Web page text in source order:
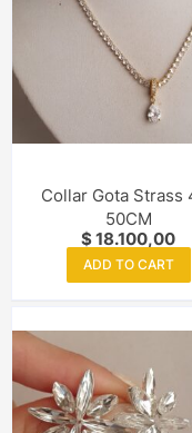
Collar Gota Strass
50CM
$18.100,00
ADD TO CART